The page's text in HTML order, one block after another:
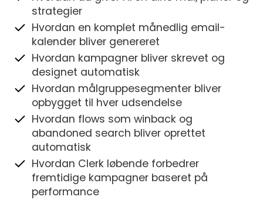
strategier
Hvordan en komplet månedlig email-
kalender bliver genereret
Hvordan kampagner bliver skrevet og
designet automatisk
Hvordan målgruppesegmenter bliver
opbygget til hver udsendelse
Hvordan flows som winback og
abandoned search bliver oprettet
automatisk
Hvordan Clerk løbende forbedrer
fremtidige kampagner baseret på
performance‍